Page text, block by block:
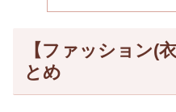
【ファッション(
とめ